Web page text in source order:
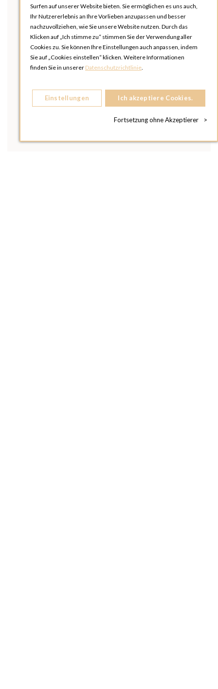
Surfen auf unserer Website bieten. Sie ermöglichen es uns auch,
Ihr Nutzererlebnis an Ihre Vorlieben anzupassen und besser
nachzuvollziehen, wie Sie unsere Website nutzen. Durch das
Klicken auf „Ich stimme zu“ stimmen Sie der Verwendung aller
Cookies zu. Sie können Ihre Einstellungen auch anpassen, indem
Sie auf „Cookies einstellen“ klicken. Weitere Informationen
finden Sie in unserer Datenschutzrichtlinie.
Einstellungen Ich akzeptiere Cookies.
Fortsetzung ohne Akzeptierer >